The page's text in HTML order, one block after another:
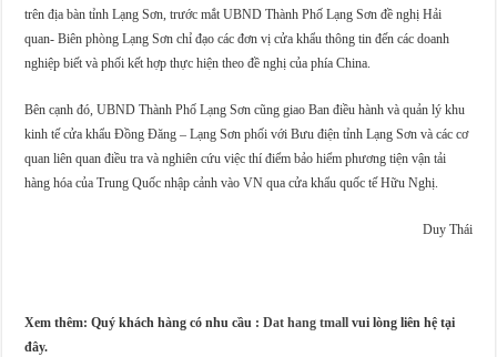
trên địa bàn tỉnh Lạng Sơn, trước mắt UBND Thành Phố Lạng Sơn đề nghị Hải
quan- Biên phòng Lạng Sơn chỉ đạo các đơn vị cửa khẩu thông tin đến các doanh
nghiệp biết và phối kết hợp thực hiện theo đề nghị của phía China.
Bên cạnh đó, UBND Thành Phố Lạng Sơn cũng giao Ban điều hành và quản lý khu
kinh tế cửa khẩu Đồng Đăng – Lạng Sơn phối với Bưu điện tỉnh Lạng Sơn và các cơ
quan liên quan điều tra và nghiên cứu việc thí điểm bảo hiểm phương tiện vận tải
hàng hóa của Trung Quốc nhập cảnh vào VN qua cửa khẩu quốc tế Hữu Nghị.
Duy Thái
Xem thêm: Quý khách hàng có nhu cầu :Dat hang tmall vui lòng liên hệ tại
đây.